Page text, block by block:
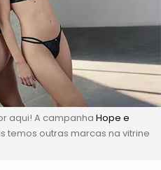
aqui! A campanha Hope e
temos outras marcas na vitrine